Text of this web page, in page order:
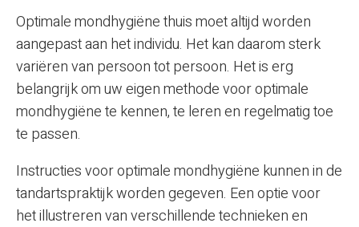
Optimale mondhygiëne thuis moet altijd worden
aangepast aan het individu. Het kan daarom sterk
variëren van persoon tot persoon. Het is erg
belangrijk om uw eigen methode voor optimale
mondhygiëne te kennen, te leren en regelmatig toe
te passen.
Instructies voor optimale mondhygiëne kunnen in de
tandartspraktijk worden gegeven. Een optie voor
het illustreren van verschillende technieken en